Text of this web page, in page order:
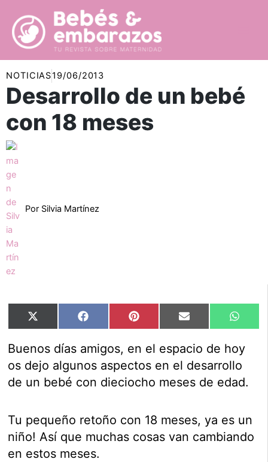
contenido
NOTICIAS19/06/2013
Desarrollo de un bebé
con 18 meses
Por Silvia Martínez
Compartir
en
X
(Twitter)
Compartir
en
Facebook Compartir
en
Pinterest Compartir
en
Email
en
Buenos días amigos, en el espacio de hoy
os dejo algunos aspectos en el desarrollo
de un bebé con dieciocho meses de edad.
Tu pequeño retoño con 18 meses, ya es un
niño! Así que muchas cosas van cambiando
en estos meses.